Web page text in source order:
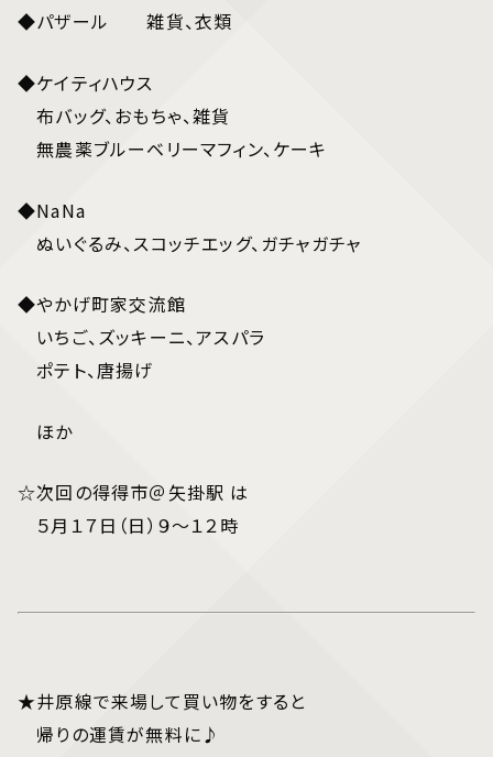
◆パザール 雑貨、衣類
◆ケイティハウス
布バッグ、おもちゃ、雑貨
無農薬ブルーベリーマフィン、ケーキ
◆NaNa
ぬいぐるみ、スコッチエッグ、ガチャガチャ
◆やかげ町家交流館
いちご、ズッキーニ、アスパラ
ポテト、唐揚げ
ほか
☆次回の得得市＠矢掛駅 は
５月１７日（日）９～１２時
★井原線で来場して買い物をすると
帰りの運賃が無料に♪